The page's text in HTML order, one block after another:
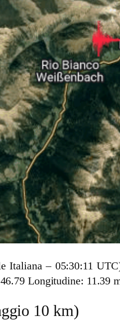
Italiana – 05:30:11
Longitudine: 11.39
10 km)